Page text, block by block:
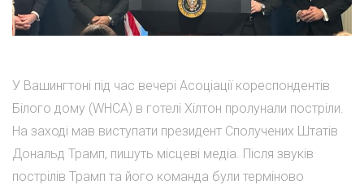
У Вашингтоні під час вечері Асоціації кореспондентів
Білого дому (WHCA) в готелі Хілтон пролунали постріли.
На заході мав виступати президент Сполучених Штатів
Дональд Трамп, пишуть місцеві медіа. Після звуків
пострілів Трамп та його команда були терміново